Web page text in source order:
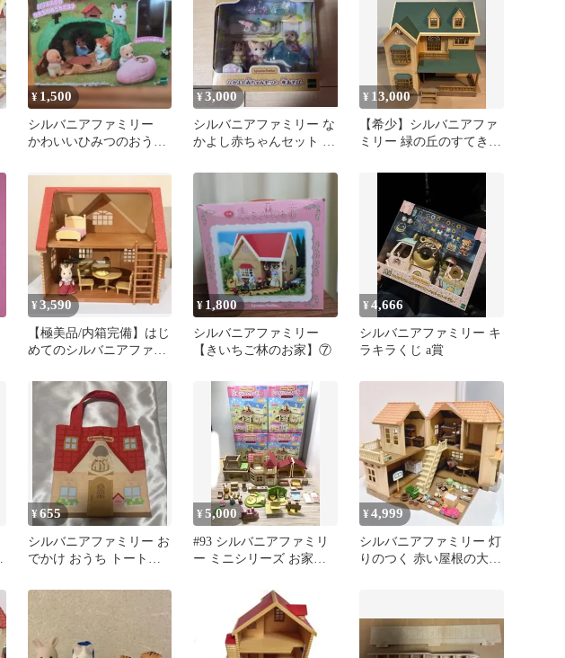
¥ 1,500
シルバニアファミリー
かわいいひみつのおうち
¥3,000
シルバニアファミリー な
かよし赤ちゃんセット 水
¥ 13,000
【希少】シルバニアファ
ミリー 緑の丘のすてきな
¥3,590
【極美品/内箱完備】はじ
めてのシルバニアファミ
¥ 1,800
シルバニアファミリー
【きいちご林のお家】⑦
¥4,666
シルバニアファミリー キ
ラキラくじ a賞
¥655
シルバニアファミリー お
でかけ おうち トートバ
イ
¥5,000
#93 シルバニアファミリ
ー ミニシリーズ お家は
¥4,999
シルバニアファミリー 灯
りのつく 赤い屋根の大き